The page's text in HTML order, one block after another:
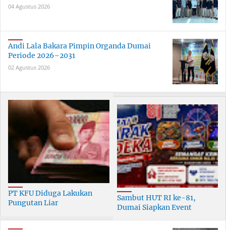
04 Agustus 2026
Andi Lala Bakara Pimpin Organda Dumai
Periode 2026–2031
02 Agustus 2026
PT KFU Diduga Lakukan
Pungutan Liar
Dumai
Sambut HUT RI ke-81,
Dumai Siapkan Event